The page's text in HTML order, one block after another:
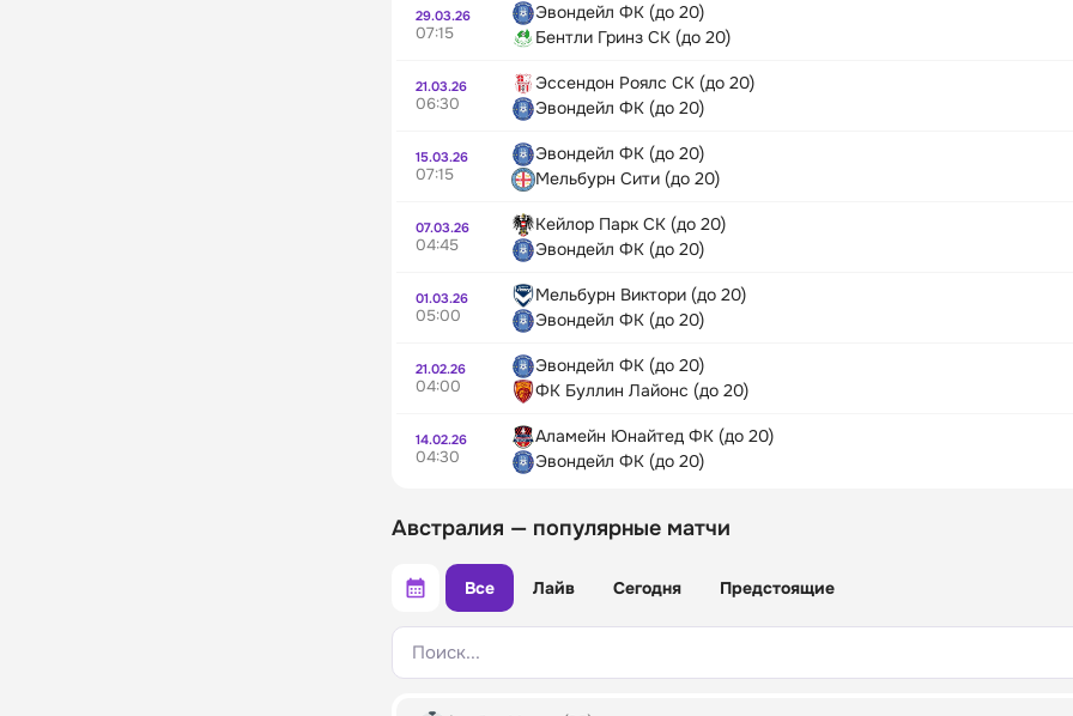
29.03.26
07:15
Эвондейл ФК (до 20)
Бентли Гринз СК (до 20)
21.03.26
06:30
Эссендон Роялс СК (до 20)
Эвондейл ФК (до 20)
15.03.26
07:15
Эвондейл ФК (до 20)
Мельбурн Сити (до 20)
07.03.26
04:45
Кейлор Парк СК (до 20)
Эвондейл ФК (до 20)
01.03.26
05:00
Мельбурн Виктори (до 20)
Эвондейл ФК (до 20)
21.02.26
04:00
Эвондейл ФК (до 20)
ФК Буллин Лайонс (до 20)
14.02.26
04:30
Аламейн Юнайтед ФК (до 20)
Эвондейл ФК (до 20)
Австралия — популярные матчи
Все Лайв Сегодня Предстоящие
Поиск...